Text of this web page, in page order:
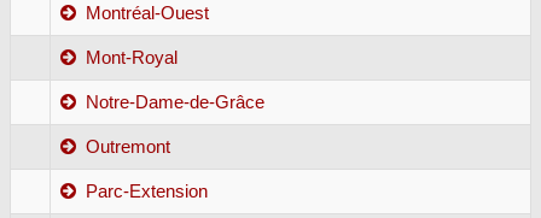
Montréal-Ouest
Mont-Royal
Notre-Dame-de-Grâce
Outremont
Parc-Extension